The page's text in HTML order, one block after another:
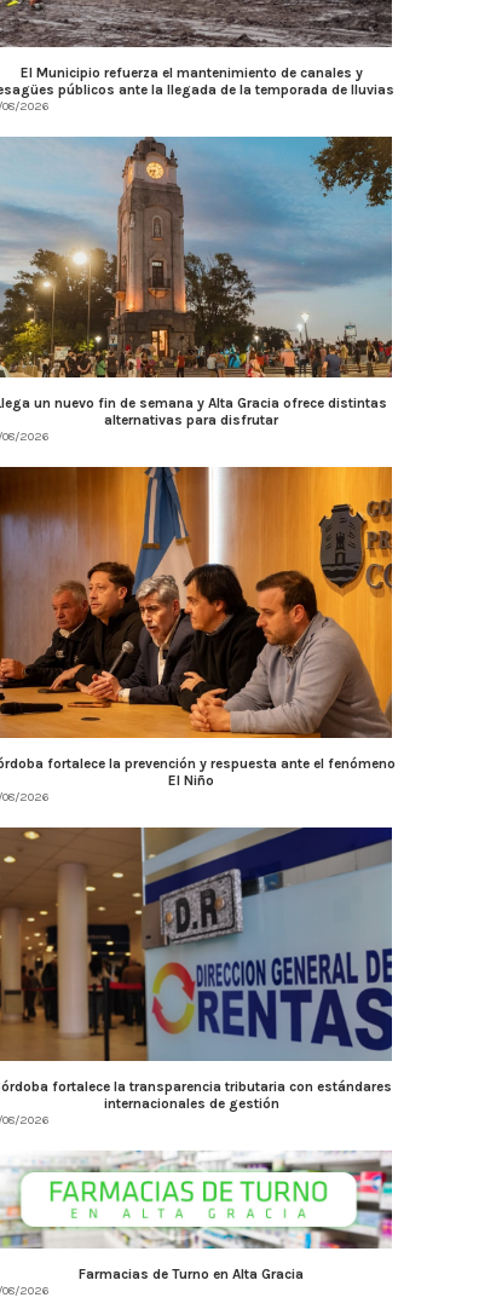
fortalece la transparencia
con estándares
internacionales...
07/08/2026
Farmacias de Turno en
07/08/2026
El Municipio refuerza el mantenimiento de canales y
públicos ante la llegada de la temporada de lluvias
08/2026
un nuevo fin de semana y Alta Gracia ofrece distintas
alternativas para disfrutar
08/2026
fortalece la prevención y respuesta ante el fenómeno
El Niño
08/2026
fortalece la transparencia tributaria con estándares
internacionales de gestión
08/2026
Farmacias de Turno en Alta Gracia
08/2026